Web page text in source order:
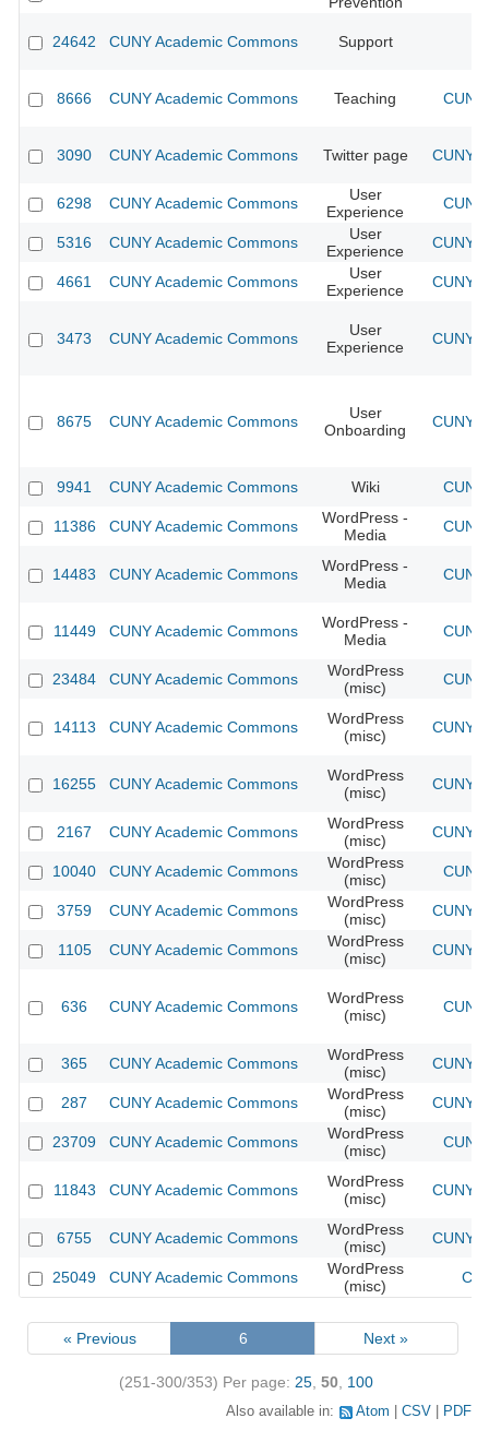
24642 CUNY Academic Commons Support
8666 CUNY Academic Commons Teaching
3090 CUNY Academic Commons Twitter page CUNY
6298 CUNY Academic Commons
User
Experience
5316 CUNY Academic Commons
User
Experience
CUNY
4661 CUNY Academic Commons
User
Experience
CUNY
3473 CUNY Academic Commons
User
Experience
CUNY
8675 CUNY Academic Commons
User
Onboarding
CUNY
9941 CUNY Academic Commons Wiki
11386 CUNY Academic Commons
WordPress -
Media
14483 CUNY Academic Commons
WordPress -
Media
11449 CUNY Academic Commons
WordPress -
Media
23484 CUNY Academic Commons
WordPress
(misc)
14113 CUNY Academic Commons
WordPress
(misc)
CUNY
16255 CUNY Academic Commons
WordPress
(misc)
CUNY
2167 CUNY Academic Commons
WordPress
(misc)
CUNY
10040 CUNY Academic Commons
WordPress
(misc)
3759 CUNY Academic Commons
WordPress
(misc)
CUNY
1105 CUNY Academic Commons
WordPress
(misc)
CUNY
636 CUNY Academic Commons
WordPress
(misc)
365 CUNY Academic Commons
WordPress
(misc)
CUNY
287 CUNY Academic Commons
WordPress
(misc)
CUNY
23709 CUNY Academic Commons
WordPress
(misc)
11843 CUNY Academic Commons
WordPress
(misc)
CUNY
6755 CUNY Academic Commons
WordPress
(misc)
CUNY
25049 CUNY Academic Commons
WordPress
(misc)
« Previous 6 Next »
(251-300/353) Per page: 25 50 100
Also available in: Atom CSV PDF